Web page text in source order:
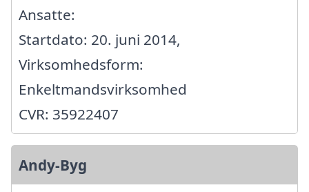
Ansatte:
Startdato: 20. juni 2014,
Virksomhedsform:
Enkeltmandsvirksomhed
CVR: 35922407
Andy-Byg